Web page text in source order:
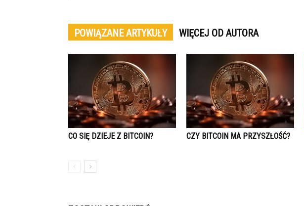
POWIĄZANE ARTYKUŁY WIĘCEJ OD AUTORA
CO SIĘ DZIEJE Z BITCOIN? CZY BITCOIN MA PRZYSZŁOŚĆ?